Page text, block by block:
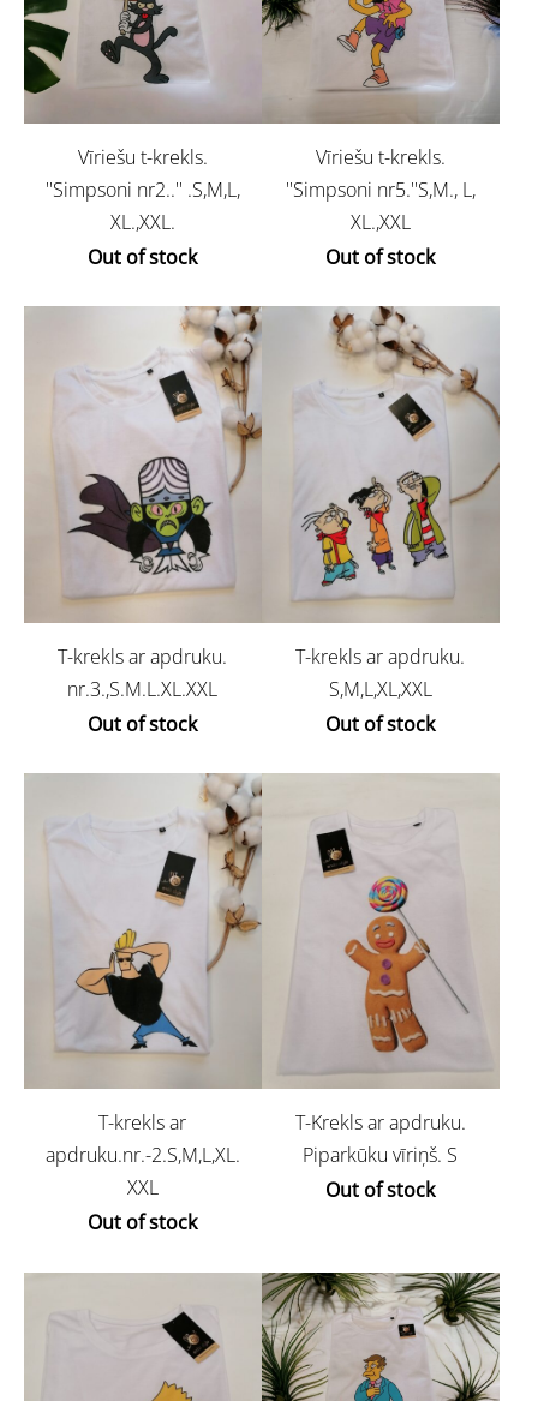
Vīriešu t-krekls.
''Simpsoni nr2..'' .S,M,L,
XL.,XXL.
Out of stock
Vīriešu t-krekls.
''Simpsoni nr5.''S,M., L,
XL.,XXL
Out of stock
T-krekls ar apdruku.
nr.3.,S.M.L.XL.XXL
Out of stock
T-krekls ar apdruku.
S,M,L,XL,XXL
Out of stock
T-krekls ar
apdruku.nr.-2.S,M,L,XL.
XXL
Out of stock
T-Krekls ar apdruku.
Piparkūku vīriņš. S
Out of stock